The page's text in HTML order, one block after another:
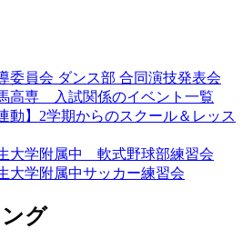
員会 ダンス部 合同演技発表会
高専 入試関係のイベント一覧
動】2学期からのスクール＆レッス
大学附属中 軟式野球部練習会
大学附属中サッカー練習会
グ